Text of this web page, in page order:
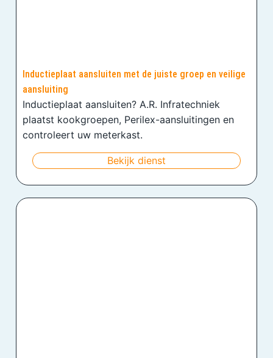
Inductieplaat aansluiten met de juiste groep en veilige
aansluiting
Inductieplaat aansluiten? A.R. Infratechniek
plaatst kookgroepen, Perilex-aansluitingen en
controleert uw meterkast.
Bekijk dienst